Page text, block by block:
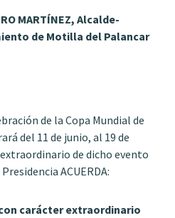
MARTÍNEZ, Alcalde-
de Motilla del Palancar
de la Copa Mundial de
del 11 de junio, al 19 de
de dicho evento
ACUERDA:
carácter extraordinario